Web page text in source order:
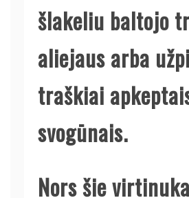
šlakeliu baltojo
aliejaus arba
traškiai
svogūnais.
Nors šie